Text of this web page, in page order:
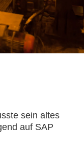
sein altes
auf SAP